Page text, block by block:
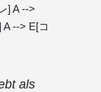
] A -->
--> E[コ
als